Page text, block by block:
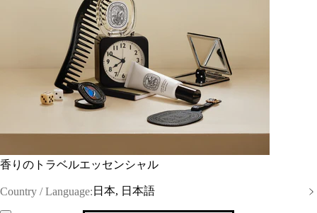
香りのトラベルエッセンシャル
Country / Language: 日本, 日本語